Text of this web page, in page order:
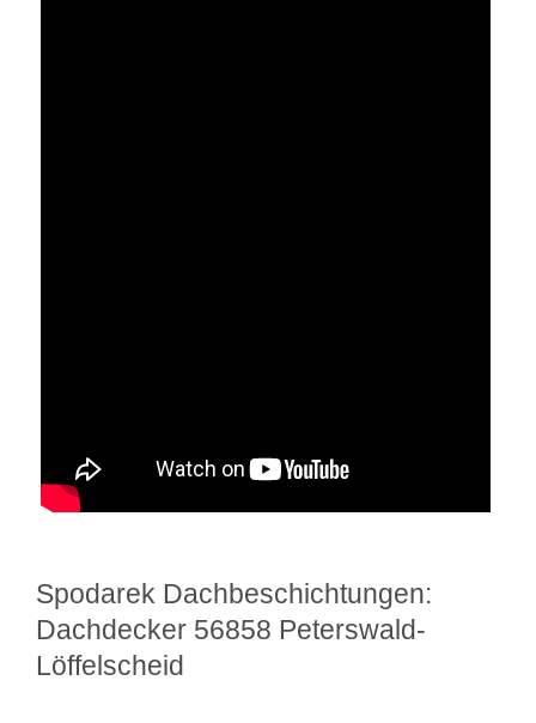
Spodarek Dachbeschichtungen:
Dachdecker 56858 Peterswald-
Löffelscheid